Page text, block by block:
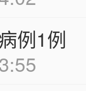
例1例